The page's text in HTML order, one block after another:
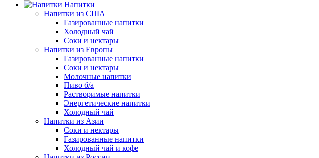
Напитки
Напитки из США
Газированные напитки
Холодный чай
Соки и нектары
Напитки из Европы
Газированные напитки
Соки и нектары
Молочные напитки
Пиво б/а
Растворимые напитки
Энергетические напитки
Холодный чай
Напитки из Азии
Соки и нектары
Газированные напитки
Холодный чай и кофе